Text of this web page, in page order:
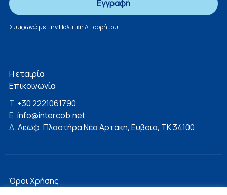
Συμφωνώ με τηνΠολιτική Απορρήτου
Η εταιρία
Επικοινωνία
T. +30 2221061790
E.info@intercob.net
Δ.Λεωφ. Πλαστήρα Νέα Αρτάκη, Εύβοια, ΤΚ 34100
Όροι Χρήσης